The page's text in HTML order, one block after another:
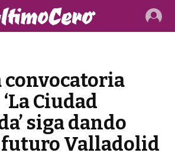
convocatoria
Ciudad
siga dando
Valladolid